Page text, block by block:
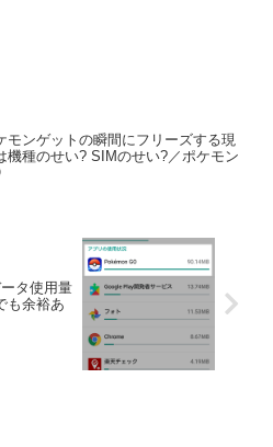
モンゲットの瞬間にフリーズする現
機種のせい? SIMのせい?／ポケモン
タ使用量
も余裕あ